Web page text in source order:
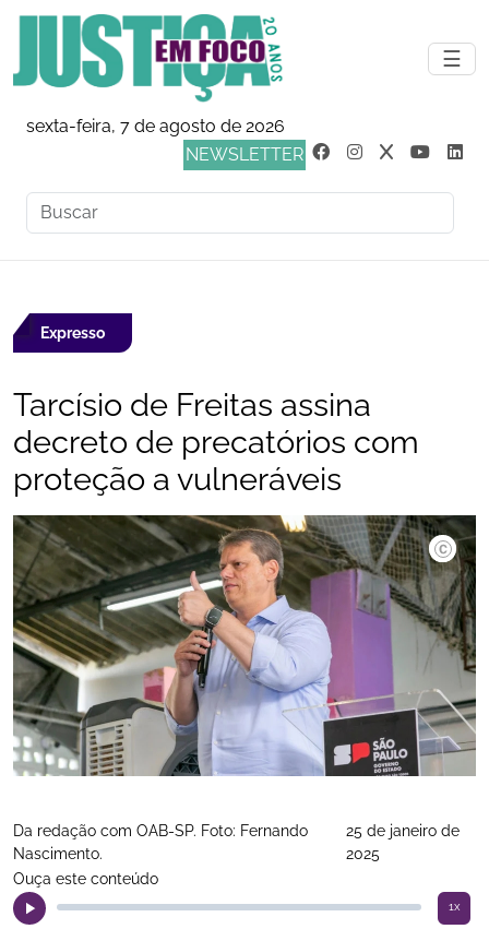
☰
sexta-feira, 7 de agosto de 2026
NEWSLETTER
Expresso
Tarcísio de Freitas assina
decreto de precatórios com
proteção a vulneráveis
Da redação com OAB-SP. Foto: Fernando
Nascimento.
25 de janeiro de
2025
Ouça este conteúdo
1x